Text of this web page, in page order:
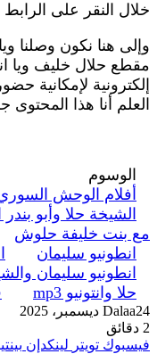
خلال النقر على الرابط
وإلى هنا نكون وصلنا
مقطع حلال خليف ويا
إلكترونية لإمكانية
العلم أنا هذا
الوسوم
أفلام الوحش
الشيخة حلا وأبو
مع بنت خليفة حلوش
انطونيو سليمان
انطونيو سليمان
حلا وانتونيو mp3
Dalaa24 ديسمبر، 2025
2 دقائق
فيسبوك تويتر لينكدإن